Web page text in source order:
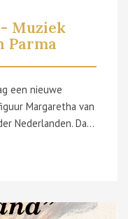
Muziek
Parma
een nieuwe
Margaretha van
Parma (1522 - 1586), landvoogdes der Nederlanden. Daarvoor gingen zij op zoek naar haar ‘muzikale mecenaat’. Als dochter van Keizer Karel V kwam zij reeds op jonge leeftijd in contact met de muzikale rijkdom van het Habsburgse rijk. Bestaat er muziek die opgedragen is aan Margaretha van Parma? Is die muziek nog ergens te vinden? Is het mogelijk om haar hofkapel te ‘reconstrueren’... en wie waren de componisten van haar hofkapel in Brussel tijdens haar regentschap? Het Quilisma Ensemble zocht het allemaal uit. Aanvullend zullen er madrigalen te horen zijn uit de hofkapel van Margaretha’s man Ottavio Farnese, de Hertog van Parma. En aangezien Keizer Karel V de Spaanse tak van de Habsburgers vertegenwoordigde, zullen er ook motetten en Lamentaties van Spaanse polyfonisten uit de Capilla Real (de Spaanse hofkapel) en de beroemde Capilla Flamenca (de Vlaamse hofkapel) van Margaretha’s vader weergalmen! Het concert vindt plaats op 5/10/2024 in de Sint-Walburgakerk te Oudenaarde. Tickets en meer informatie zijn te vinden via: https://www.oudenaarde.be/nl/de-woeker/aanbod/overzicht/quilisma-ensemble